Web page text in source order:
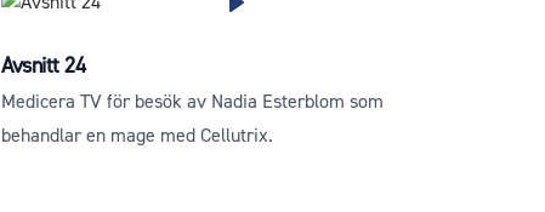
Avsnitt 24
Medicera TV för besök av Nadia Esterblom som
behandlar en mage med Cellutrix.